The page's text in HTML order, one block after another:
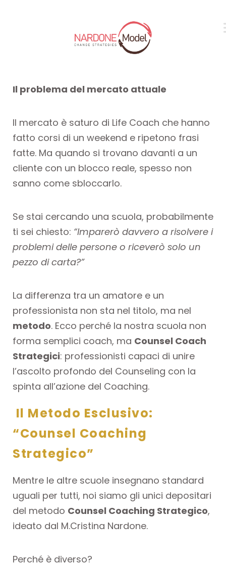
Il problema del mercato attuale
Il mercato è saturo di Life Coach che hanno
fatto corsi di un weekend e ripetono frasi
fatte. Ma quando si trovano davanti a un
cliente con un blocco reale, spesso non
sanno come sbloccarlo.
Se stai cercando una scuola, probabilmente
ti sei chiesto: “Imparerò davvero a risolvere i
problemi delle persone o riceverò solo un
pezzo di carta?”
La differenza tra un amatore e un
professionista non sta nel titolo, ma nel
metodo. Ecco perché la nostra scuola non
forma semplici coach, ma Counsel Coach
Strategici: professionisti capaci di unire
l’ascolto profondo del Counseling con la
spinta all’azione del Coaching.
Il Metodo Esclusivo:
“Counsel Coaching
Strategico”
Mentre le altre scuole insegnano standard
uguali per tutti, noi siamo gli unici depositari
del metodo Counsel Coaching Strategico,
ideato dal M.Cristina Nardone.
Perché è diverso?